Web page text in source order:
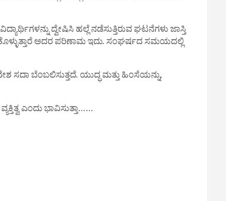
ದ್ವೇಷಿಸಿ ಹಲ್ಲೆ ನಡೆಸುತ್ತಿರುವ ಘಟನೆಗಳು ಜಾಸ್ತಿ
ಅದರ ಪರಿಣಾಮ ಇದು. ಸಂಘರ್ಷದ ಸಮಯದಲ್ಲಿ
ಸದಾ ಬೆಂಬಲಿಸುತ್ತದೆ. ಯುದ್ಧ ಮತ್ತು ಹಿಂಸೆಯನ್ನು,
ಎಂದು ಭಾವಿಸುತ್ತಾ……